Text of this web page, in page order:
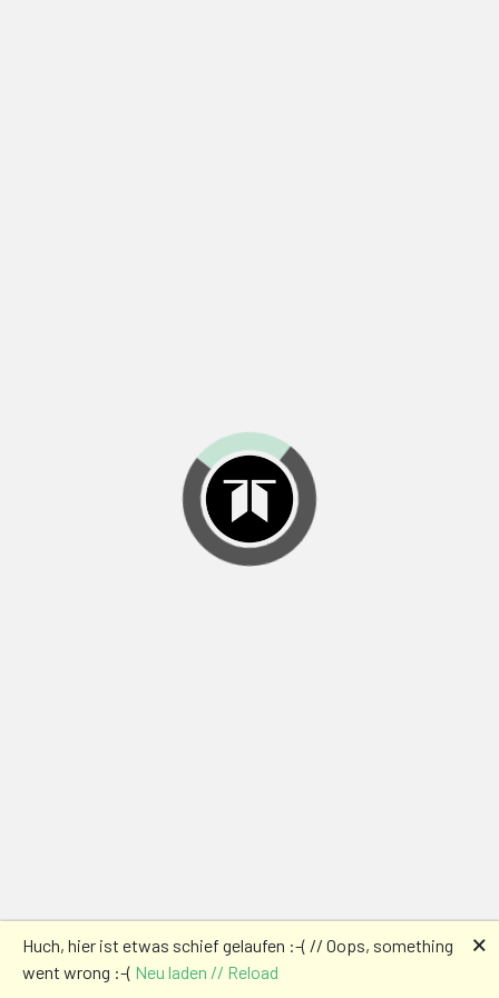
Huch, hier ist etwas schief gelaufen :-( // Oops, something
went wrong :-( Neu laden // Reload
🗙